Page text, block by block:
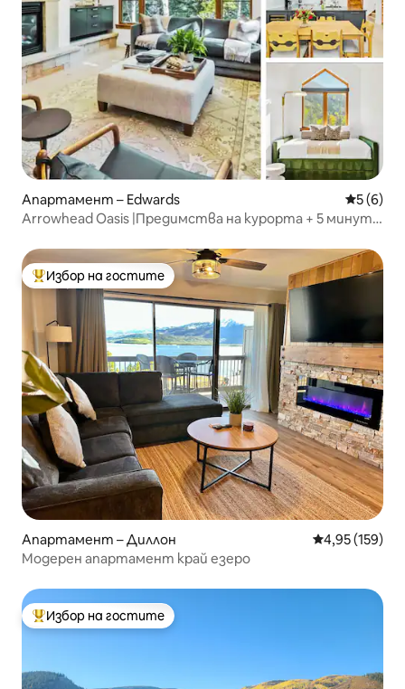
Апартамент – Edwards Средна
5 (6)
Arrowhead Oasis |Предимства на курорта + 5 минути
Най-популярен избор на гостите
Избор на гостите
Апартамент – Диллон Средна
4,95 (159)
Модерен апартамент край езеро
Най-популярен избор на гостите
Избор на гостите